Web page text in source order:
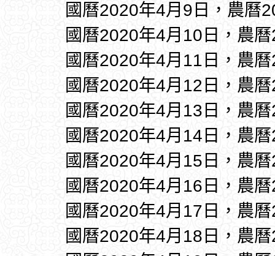
國曆2020年4月9日，農曆
國曆2020年4月10日，農
國曆2020年4月11日，農
國曆2020年4月12日，農
國曆2020年4月13日，農
國曆2020年4月14日，農
國曆2020年4月15日，農
國曆2020年4月16日，農
國曆2020年4月17日，農
國曆2020年4月18日，農